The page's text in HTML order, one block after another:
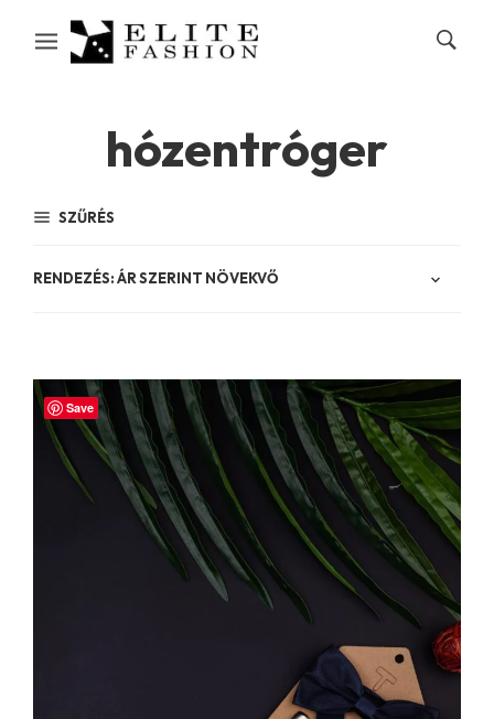
hózentróger
SZŰRÉS
Save